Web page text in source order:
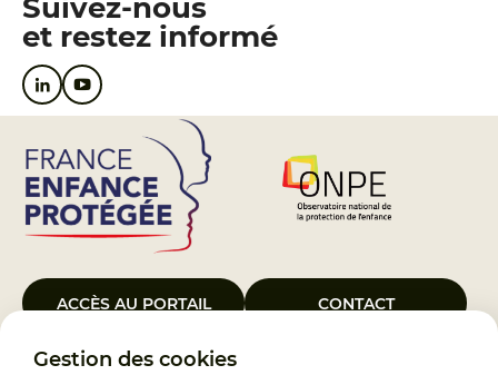
Gestion des cookies
Suivez-nous
et restez informé
ACCÈS AU PORTAIL CONTACT
Le Groupement d’Intérêt Public France Enfance Protégée, créé le 5